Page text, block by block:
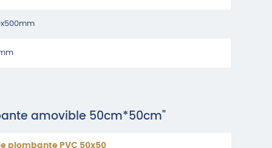
amovible 50cm*50cm"
plombante PVC 50x50